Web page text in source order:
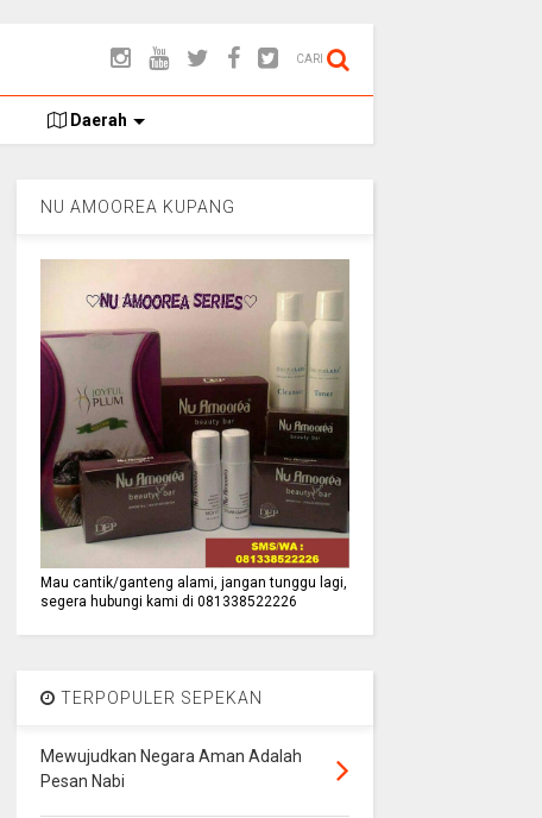
CARI
Daerah
NU AMOOREA KUPANG
Mau cantik/ganteng alami, jangan tunggu lagi,
segera hubungi kami di 081338522226
TERPOPULER SEPEKAN
Mewujudkan Negara Aman Adalah
Pesan Nabi